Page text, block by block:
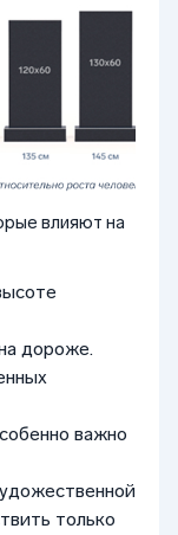
влияют на
дороже.
важно
только